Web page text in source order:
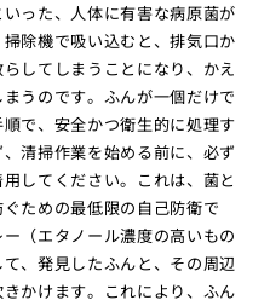
った、人体に有害な病原菌が
除機で吸い込むと、排気口か
してしまうことになり、かえ
うのです。ふんが一個だけで
で、安全かつ衛生的に処理す
清掃作業を始める前に、必ず
してください。これは、菌と
ための最低限の自己防衛で
（エタノール濃度の高いもの
、発見したふんと、その周辺
かけます。これにより、ふん